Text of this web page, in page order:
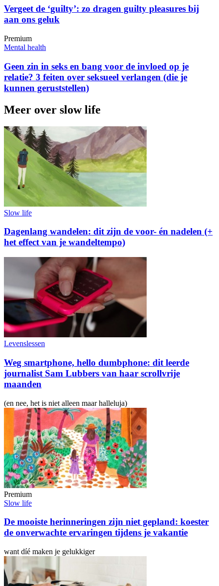
Vergeet de ‘guilty’: zo dragen guilty pleasures bij
aan ons geluk
Premium
Mental health
Geen zin in seks en bang voor de invloed op je
relatie? 3 feiten over seksueel verlangen (die je
kunnen geruststellen)
Meer over slow life
Slow life
Dagenlang wandelen: dit zijn de voor- én nadelen (+
het effect van je wandeltempo)
Levenslessen
Weg smartphone, hello dumbphone: dit leerde
journalist Sam Lubbers van haar scrollvrije
maanden
(en nee, het is niet alleen maar halleluja)
Premium
Slow life
De mooiste herinneringen zijn niet gepland: koester
de onverwachte ervaringen tijdens je vakantie
want díé maken je gelukkiger